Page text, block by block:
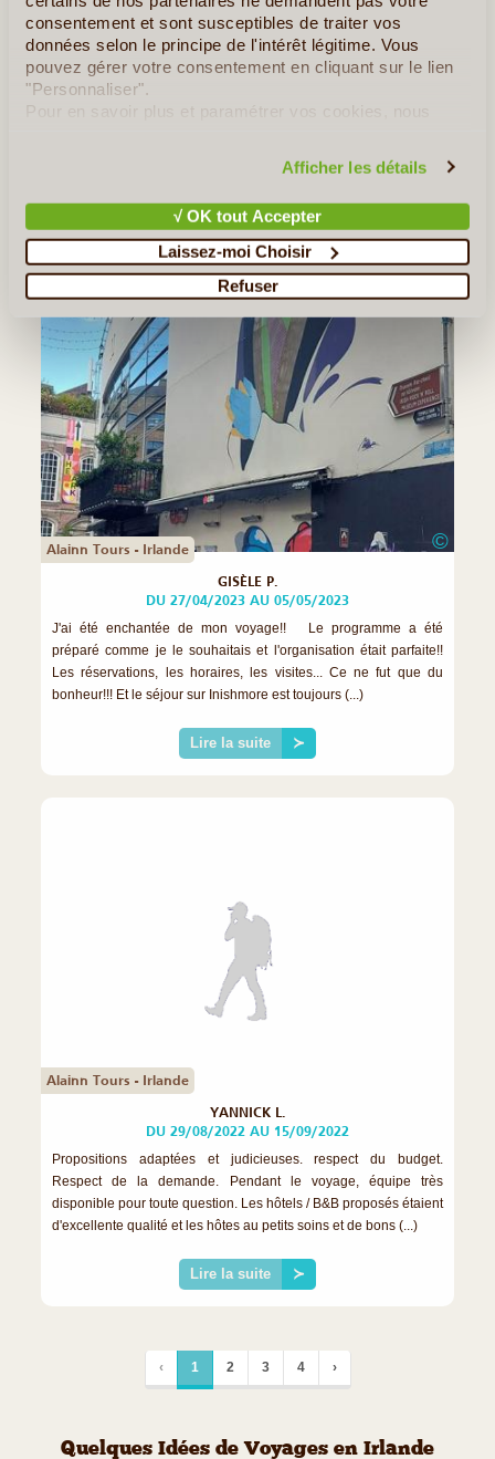
consentement et sont susceptibles de traiter vos
données selon le principe de l'intérêt légitime. Vous
pouvez gérer votre consentement en cliquant sur le lien
"Personnaliser".
Pour en savoir plus et paramétrer vos cookies, nous
Afficher les détails
√ OK tout Accepter
Laissez-moi Choisir
Refuser
Alainn Tours - Irlande
CYRILLE D.
DU 29/04/2023 AU 10/05/2023
Très beau voyage dans l'ouest de l'Irlande (Connemara, Clare,
interlocuteur chez Alainn Tours a été à notre écoute pour (...)
Lire la suite ≻
Alainn Tours - Irlande ©
GISÈLE P.
DU 27/04/2023 AU 05/05/2023
J'ai été enchantée de mon voyage!! Le programme a été
préparé comme je le souhaitais et l'organisation était parfaite!!
Les réservations, les horaires, les visites... Ce ne fut que du
bonheur!!! Et le séjour sur Inishmore est toujours (...)
Lire la suite ≻
Alainn Tours - Irlande
YANNICK L.
DU 29/08/2022 AU 15/09/2022
Propositions adaptées et judicieuses. respect du budget.
Respect de la demande. Pendant le voyage, équipe très
disponible pour toute question. Les hôtels / B&B proposés étaient
d'excellente qualité et les hôtes au petits soins et de bons (...)
Lire la suite ≻
‹ 1 2 3 4 ›
Quelques Idées de Voyages en Irlande